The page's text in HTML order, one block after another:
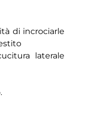
di incrociarle
laterale